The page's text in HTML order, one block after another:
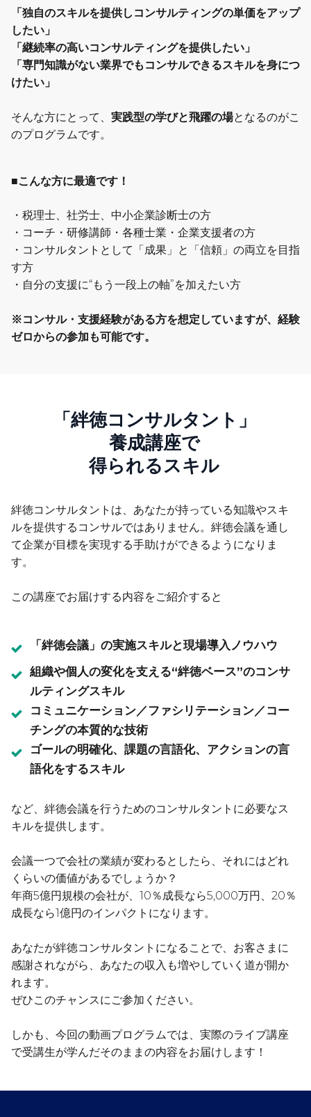
「独自のスキルを提供しコンサルティングの単価をアップ
したい」
「継続率の高いコンサルティングを提供したい」
「専門知識がない業界でもコンサルできるスキルを身につ
けたい」
そんな方にとって、 実践型の学びと飛躍の場となるのがこ
のプログラムです。
■こんな方に最適です！
・税理士、社労士、中小企業診断士の方
・コーチ・研修講師・各種士業・企業支援者の方
・コンサルタントとして「成果」と「信頼」の両立を目指
す方
・自分の支援に“もう一段上の軸”を加えたい方
※コンサル・支援経験がある方を想定していますが、経験
ゼロからの参加も可能です。
「絆徳コンサルタント」
養成講座で
得られるスキル
絆徳コンサルタントは、あなたが持っている知識やスキ
ルを提供するコンサルではありません。絆徳会議を通し
て企業が目標を実現する手助けができるようになりま
す。
この講座でお届けする内容をご紹介すると
「絆徳会議」の実施スキルと現場導入ノウハウ
組織や個人の変化を支える“絆徳ベース”のコンサ
ルティングスキル
コミュニケーション／ファシリテーション／コー
チングの本質的な技術
ゴールの明確化、課題の言語化、アクションの言
語化をするスキル
など、絆徳会議を行うためのコンサルタントに必要なス
キルを提供します。
会議一つで会社の業績が変わるとしたら、それにはどれ
くらいの価値があるでしょうか？
年商5億円規模の会社が、10％成長なら5,000万円、20％
成長なら1億円のインパクトになります。
あなたが絆徳コンサルタントになることで、お客さまに
感謝されながら、あなたの収入も増やしていく道が開か
れます。
ぜひこのチャンスにご参加ください。
しかも、今回の動画プログラムでは、実際のライブ講座
で受講生が学んだそのままの内容をお届けします！